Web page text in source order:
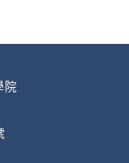
院